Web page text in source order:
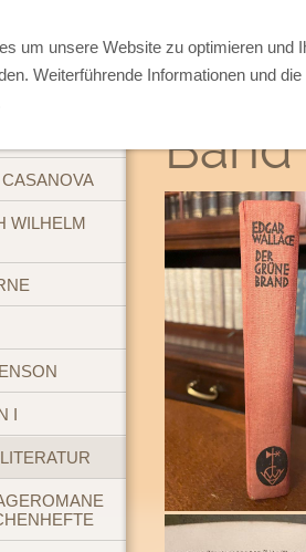
WILHELM
I
Band
um unsere Website zu optimieren und
Weiterführende Informationen und